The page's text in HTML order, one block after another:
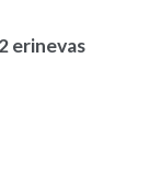
erinevas